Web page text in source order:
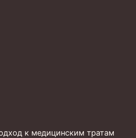
к медицинским тратам